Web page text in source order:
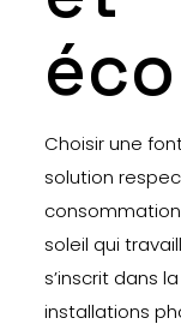
Choisir une
solution
soleil qui
s’inscrit dans
installations